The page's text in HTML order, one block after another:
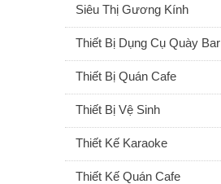
Siêu Thị Gương Kính
Thiết Bị Dụng Cụ Quày Bar
Thiết Bị Quán Cafe
Thiết Bị Vệ Sinh
Thiết Kế Karaoke
Thiết Kế Quán Cafe